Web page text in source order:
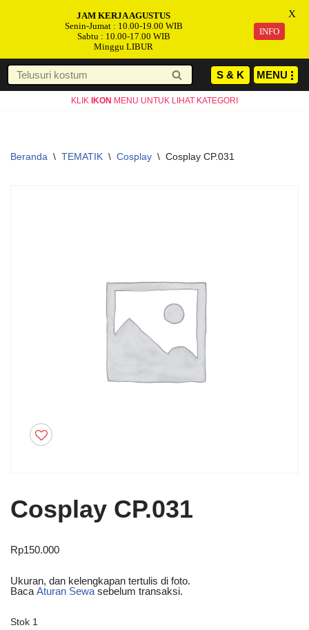
Lompat
S & K MENU
KLIK IKON MENU UNTUK LIHAT KATEGORI
Beranda \ TEMATIK \ Cosplay \ Cosplay CP.031
Cosplay CP.031
Rp150.000
Ukuran, dan kelengkapan tertulis di foto.
Baca Aturan Sewa sebelum transaksi.
Stok 1
JAM KERJA AGUSTUS
Senin-Jumat : 10.00-19.00 WIB
Sabtu : 10.00-17.00 WIB
Minggu LIBUR
INFO
X